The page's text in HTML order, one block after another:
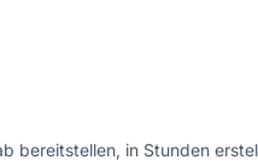
bereitstellen, in Stunden